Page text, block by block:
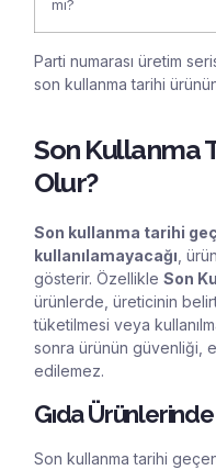
mı?
Parti numarası üretim
son kullanma tarihi
Son Kullanma
Olur?
Son kullanma tarihi
kullanılamayacağı ,
gösterir. Özellikle Son
ürünlerde, üreticinin
tüketilmesi veya
sonra ürünün güvenliği,
edilemez.
Gıda Ürünlerinde
Son kullanma tarihi